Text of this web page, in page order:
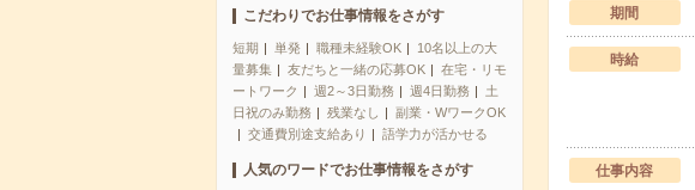
こだわりでお仕事情報をさがす
短期 単発 職種未経験OK
10名以上の大
量募集
友だちと一緒の応募OK
在宅・リモ
ートワーク
週2～3日勤務 週4日勤務
土
日祝のみ勤務
残業なし
副業・WワークOK
交通費別途支給あり
語学力が活かせる
人気のワードでお仕事情報をさがす
期間
時給
仕事内容